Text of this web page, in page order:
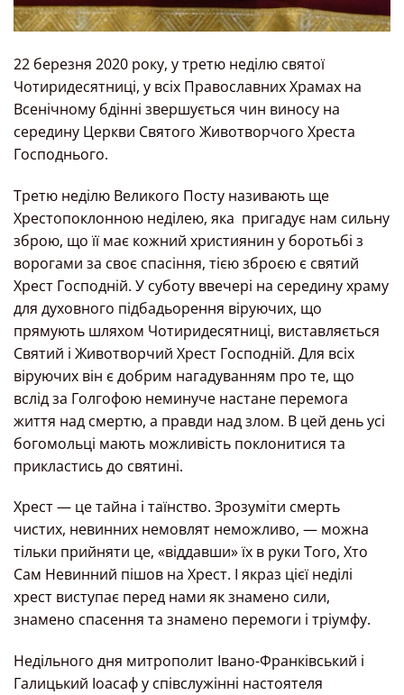
22 березня 2020 року, у третю неділю святої
Чотиридесятниці, у всіх Православних Храмах на
Всенічному бдінні звершується чин виносу на
середину Церкви Святого Животворчого Хреста
Господнього.
Третю неділю Великого Посту називають ще
Хрестопоклонною неділею, яка пригадує нам сильну
зброю, що її має кожний християнин у боротьбі з
ворогами за своє спасіння, тією зброєю є святий
Хрест Господній. У суботу ввечері на середину храму
для духовного підбадьорення віруючих, що
прямують шляхом Чотиридесятниці, виставляється
Святий і Животворчий Хрест Господній. Для всіх
віруючих він є добрим нагадуванням про те, що
вслід за Голгофою неминуче настане перемога
життя над смертю, а правди над злом. В цей день усі
богомольці мають можливість поклонитися та
прикластись до святині.
Хрест — це тайна і таїнство. Зрозуміти смерть
чистих, невинних немовлят неможливо, — можна
тільки прийняти це, «віддавши» їх в руки Того, Хто
Сам Невинний пішов на Хрест. І якраз цієї неділі
хрест виступає перед нами як знамено сили,
знамено спасення та знамено перемоги і тріумфу.
Недільного дня митрополит Івано-Франківський і
Галицький Іоасаф у співслужінні настоятеля